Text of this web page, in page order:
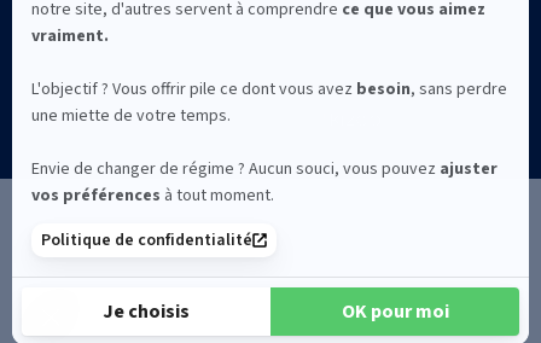
La solution Kizeo Forms est conçue et développée à Avignon avec
par l'entreprise Kizeo
CGV